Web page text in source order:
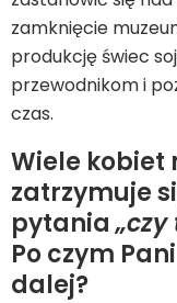
zamknięcie
produkcję świec
przewodnikom i
czas.
Wiele kobiet
zatrzymuje
pytania
Po czym
dalej?